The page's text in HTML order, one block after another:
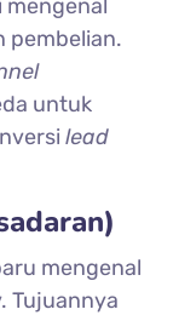
mengenal
pembelian.
untuk
lead
mengenal
Tujuannya